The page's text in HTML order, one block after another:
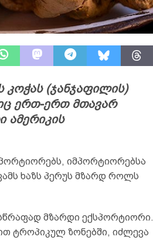
კოჭას (ჯანჯაფილის)
ერთ-ერთ მთავარ
იმპორტიორებსა
ხაზს პერუს მზარდ როლს
მზარდი ექსპორტიორი.
ტროპიკულ ზონებში, იძლევა